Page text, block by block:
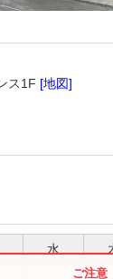
ス1F [地図]
水